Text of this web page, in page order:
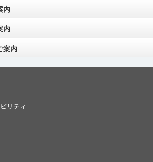
内
内
案内
リティ